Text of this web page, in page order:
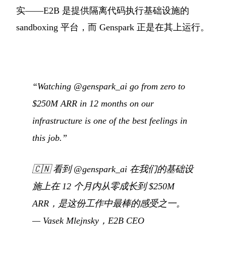
实——E2B 是提供隔离代码执行基础设施的
sandboxing 平台，而 Genspark 正是在其上运行。
“Watching @genspark_ai go from zero to
$250M ARR in 12 months on our
infrastructure is one of the best feelings in
this job.”
🇨🇳看到 @genspark_ai 在我们的基础设
施上在 12 个月内从零成长到 $250M
ARR，是这份工作中最棒的感受之一。
— Vasek Mlejnsky，E2B CEO